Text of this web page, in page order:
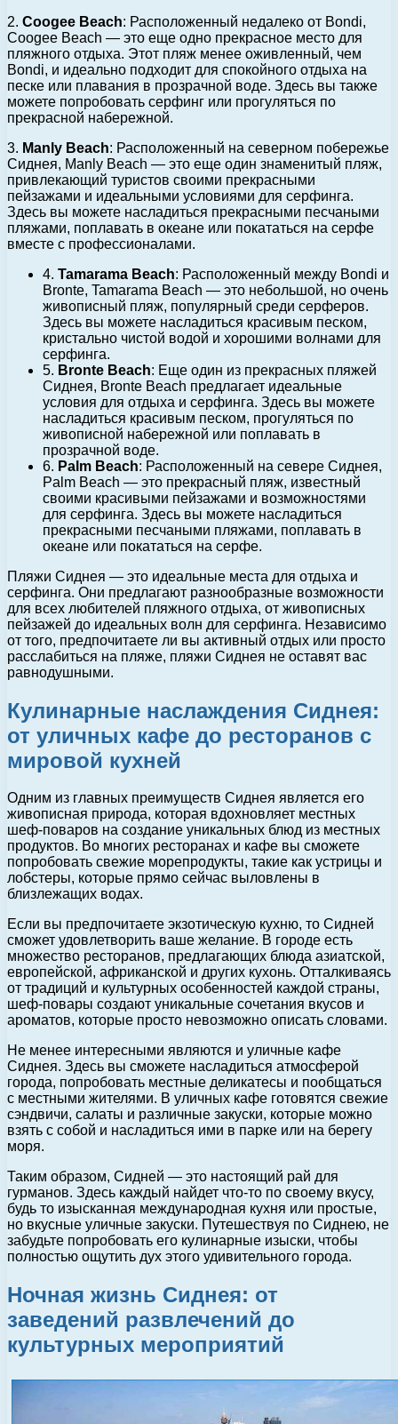
2. Coogee Beach: Расположенный недалеко от Bondi,
Coogee Beach — это еще одно прекрасное место для
пляжного отдыха. Этот пляж менее оживленный, чем
Bondi, и идеально подходит для спокойного отдыха на
песке или плавания в прозрачной воде. Здесь вы также
можете попробовать серфинг или прогуляться по
прекрасной набережной.
3. Manly Beach: Расположенный на северном побережье
Сиднея, Manly Beach — это еще один знаменитый пляж,
привлекающий туристов своими прекрасными
пейзажами и идеальными условиями для серфинга.
Здесь вы можете насладиться прекрасными песчаными
пляжами, поплавать в океане или покататься на серфе
вместе с профессионалами.
4. Tamarama Beach: Расположенный между Bondi и
Bronte, Tamarama Beach — это небольшой, но очень
живописный пляж, популярный среди серферов.
Здесь вы можете насладиться красивым песком,
кристально чистой водой и хорошими волнами для
серфинга.
5. Bronte Beach: Еще один из прекрасных пляжей
Сиднея, Bronte Beach предлагает идеальные
условия для отдыха и серфинга. Здесь вы можете
насладиться красивым песком, прогуляться по
живописной набережной или поплавать в
прозрачной воде.
6. Palm Beach: Расположенный на севере Сиднея,
Palm Beach — это прекрасный пляж, известный
своими красивыми пейзажами и возможностями
для серфинга. Здесь вы можете насладиться
прекрасными песчаными пляжами, поплавать в
океане или покататься на серфе.
Пляжи Сиднея — это идеальные места для отдыха и
серфинга. Они предлагают разнообразные возможности
для всех любителей пляжного отдыха, от живописных
пейзажей до идеальных волн для серфинга. Независимо
от того, предпочитаете ли вы активный отдых или просто
расслабиться на пляже, пляжи Сиднея не оставят вас
равнодушными.
Кулинарные наслаждения Сиднея:
от уличных кафе до ресторанов с
мировой кухней
Одним из главных преимуществ Сиднея является его
живописная природа, которая вдохновляет местных
шеф-поваров на создание уникальных блюд из местных
продуктов. Во многих ресторанах и кафе вы сможете
попробовать свежие морепродукты, такие как устрицы и
лобстеры, которые прямо сейчас выловлены в
близлежащих водах.
Если вы предпочитаете экзотическую кухню, то Сидней
сможет удовлетворить ваше желание. В городе есть
множество ресторанов, предлагающих блюда азиатской,
европейской, африканской и других кухонь. Отталкиваясь
от традиций и культурных особенностей каждой страны,
шеф-повары создают уникальные сочетания вкусов и
ароматов, которые просто невозможно описать словами.
Не менее интересными являются и уличные кафе
Сиднея. Здесь вы сможете насладиться атмосферой
города, попробовать местные деликатесы и пообщаться
с местными жителями. В уличных кафе готовятся свежие
сэндвичи, салаты и различные закуски, которые можно
взять с собой и насладиться ими в парке или на берегу
моря.
Таким образом, Сидней — это настоящий рай для
гурманов. Здесь каждый найдет что-то по своему вкусу,
будь то изысканная международная кухня или простые,
но вкусные уличные закуски. Путешествуя по Сиднею, не
забудьте попробовать его кулинарные изыски, чтобы
полностью ощутить дух этого удивительного города.
Ночная жизнь Сиднея: от
заведений развлечений до
культурных мероприятий